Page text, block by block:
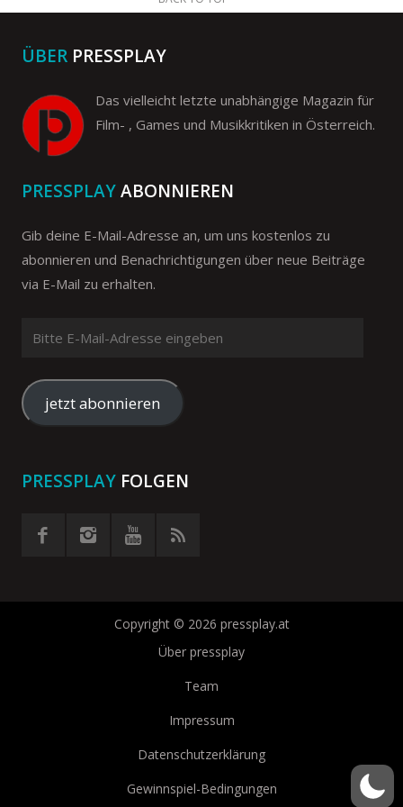
ÜBER PRESSPLAY
Das vielleicht letzte unabhängige Magazin für
Film- , Games und Musikkritiken in Österreich.
PRESSPLAYABONNIEREN
Gib deine E-Mail-Adresse an, um uns kostenlos zu
abonnieren und Benachrichtigungen über neue Beiträge
via E-Mail zu erhalten.
Mail-
Adresse
eingeben
jetzt abonnieren
PRESSPLAY FOLGEN
Copyright © 2026 pressplay.at
Über pressplay
Team
Impressum
Datenschutzerklärung
Gewinnspiel-Bedingungen